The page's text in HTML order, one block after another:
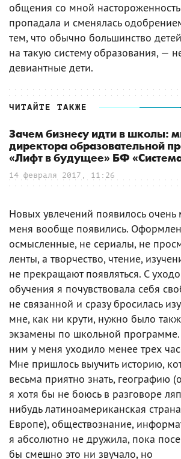
общения со мной
пропадала и сменялась
тем, что обычно большинство
на такую систему образования, —
девиантные дети.
ЧИТАЙТЕ ТАКЖЕ
Зачем бизнесу идти в школы:
директора образовательной
«Лифт в будущее» БФ
14 февраля 2017, 11:26
Новых увлечений появилось очень
меня вообще появились.
осмысленные, не сериалы, не
ленты, а творчество, чтение,
не прекращают появляться. С
обучения я почувствовала себя
не связанной и сразу бросилась
мне, как ни крути, нужно было
экзамены по школьной программе.
ним у меня уходило менее трех
Мне пришлось выучить историю,
весьма приятно знать, географию
я хотя бы не боюсь в разговоре
нибудь латиноамериканская
Европе), обществознание,
я абсолютно не дружила, пока
бы смешно это ни звучало, но